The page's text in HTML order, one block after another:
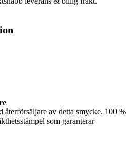
återförsäljare av detta smycke. 100 %
som garanterar